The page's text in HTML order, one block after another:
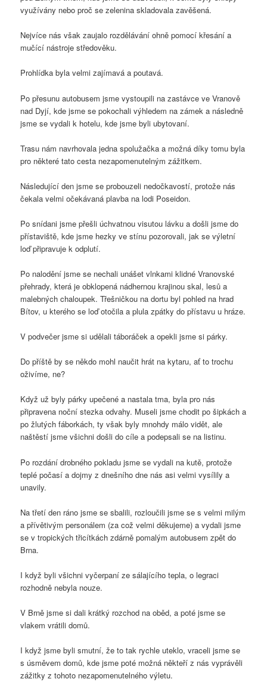
využívány nebo proč se zelenina skladovala zavěšená.
Nejvíce nás však zaujalo rozdělávání ohně pomocí křesání a
mučící nástroje středověku.
Prohlídka byla velmi zajímavá a poutavá.
Po přesunu autobusem jsme vystoupili na zastávce ve Vranově
nad Dyjí, kde jsme se pokochali výhledem na zámek a následně
jsme se vydali k hotelu, kde jsme byli ubytovaní.
Trasu nám navrhovala jedna spolužačka a možná díky tomu byla
pro některé tato cesta nezapomenutelným zážitkem.
Následující den jsme se probouzeli nedočkavostí, protože nás
čekala velmi očekávaná plavba na lodi Poseidon.
Po snídani jsme přešli úchvatnou visutou lávku a došli jsme do
přístaviště, kde jsme hezky ve stínu pozorovali, jak se výletní
loď připravuje k odplutí.
Po nalodění jsme se nechali unášet vlnkami klidné Vranovské
přehrady, která je obklopená nádhernou krajinou skal, lesů a
malebných chaloupek. Třešničkou na dortu byl pohled na hrad
Bítov, u kterého se loď otočila a plula zpátky do přístavu u hráze.
V podvečer jsme si udělali táboráček a opekli jsme si párky.
Do příště by se někdo mohl naučit hrát na kytaru, ať to trochu
oživíme, ne?
Když už byly párky upečené a nastala tma, byla pro nás
připravena noční stezka odvahy. Museli jsme chodit po šipkách a
po žlutých fáborkách, ty však byly mnohdy málo vidět, ale
naštěstí jsme všichni došli do cíle a podepsali se na listinu.
Po rozdání drobného pokladu jsme se vydali na kutě, protože
teplé počasí a dojmy z dnešního dne nás asi velmi vysílily a
unavily.
Na třetí den ráno jsme se sbalili, rozloučili jsme se s velmi milým
a přívětivým personálem (za což velmi děkujeme) a vydali jsme
se v tropických třicítkách zdárně pomalým autobusem zpět do
Brna.
I když byli všichni vyčerpaní ze sálajícího tepla, o legraci
rozhodně nebyla nouze.
V Brně jsme si dali krátký rozchod na oběd, a poté jsme se
vlakem vrátili domů.
I když jsme byli smutní, že to tak rychle uteklo, vraceli jsme se
s úsměvem domů, kde jsme poté možná někteří z nás vyprávěli
zážitky z tohoto nezapomenutelného výletu.